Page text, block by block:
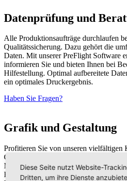
Datenprüfung und
Alle Produktionsaufträge durchlaufen
Qualitätssicherung. Dazu gehört die
Daten. Mit unserer PreFlight Software
informieren Sie und bieten Ihnen bei
Hilfestellung. Optimal aufbereitete
ein optimales Druckergebnis.
Haben Sie Fragen?
Grafik und Gestaltung
Profitieren Sie von unseren vielfältigen
Gerne übernehmen wir auch die
Mit unserem typografischen Gespür
Buchstabenwüsten übersichtliche und
Diese Seite nutzt Website-
Dritten, um ihre Dienste